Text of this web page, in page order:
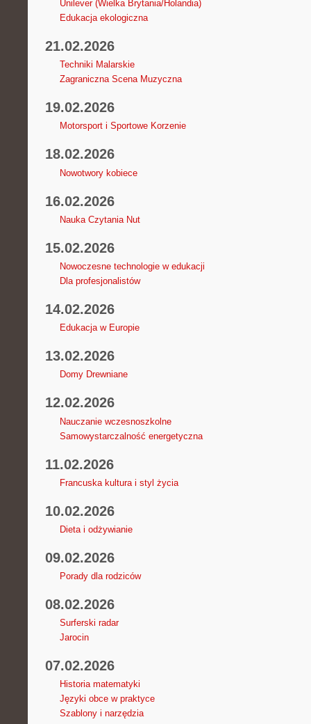
Unilever (Wielka Brytania/Holandia)
Edukacja ekologiczna
21.02.2026
Techniki Malarskie
Zagraniczna Scena Muzyczna
19.02.2026
Motorsport i Sportowe Korzenie
18.02.2026
Nowotwory kobiece
16.02.2026
Nauka Czytania Nut
15.02.2026
Nowoczesne technologie w edukacji
Dla profesjonalistów
14.02.2026
Edukacja w Europie
13.02.2026
Domy Drewniane
12.02.2026
Nauczanie wczesnoszkolne
Samowystarczalność energetyczna
11.02.2026
Francuska kultura i styl życia
10.02.2026
Dieta i odżywianie
09.02.2026
Porady dla rodziców
08.02.2026
Surferski radar
Jarocin
07.02.2026
Historia matematyki
Języki obce w praktyce
Szablony i narzędzia